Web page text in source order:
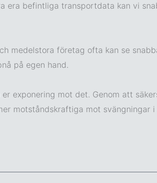
era befintliga transportdata kan vi
medelstora företag ofta kan se
på egen hand.
exponering mot det. Genom att
motståndskraftiga mot svängningar